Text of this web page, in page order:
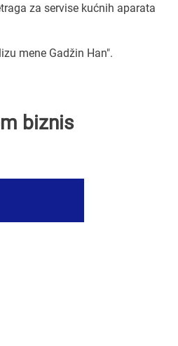
za servise kućnih aparata
mene Gadžin Han".
biznis